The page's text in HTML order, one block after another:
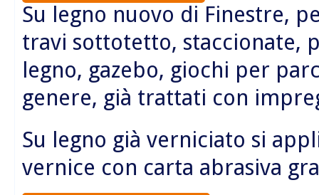
Su legno nuovo di Finestre,
travi sottotetto, staccionate,
legno, gazebo, giochi per
genere, già trattati con
Su legno già verniciato si
vernice con carta abrasiva